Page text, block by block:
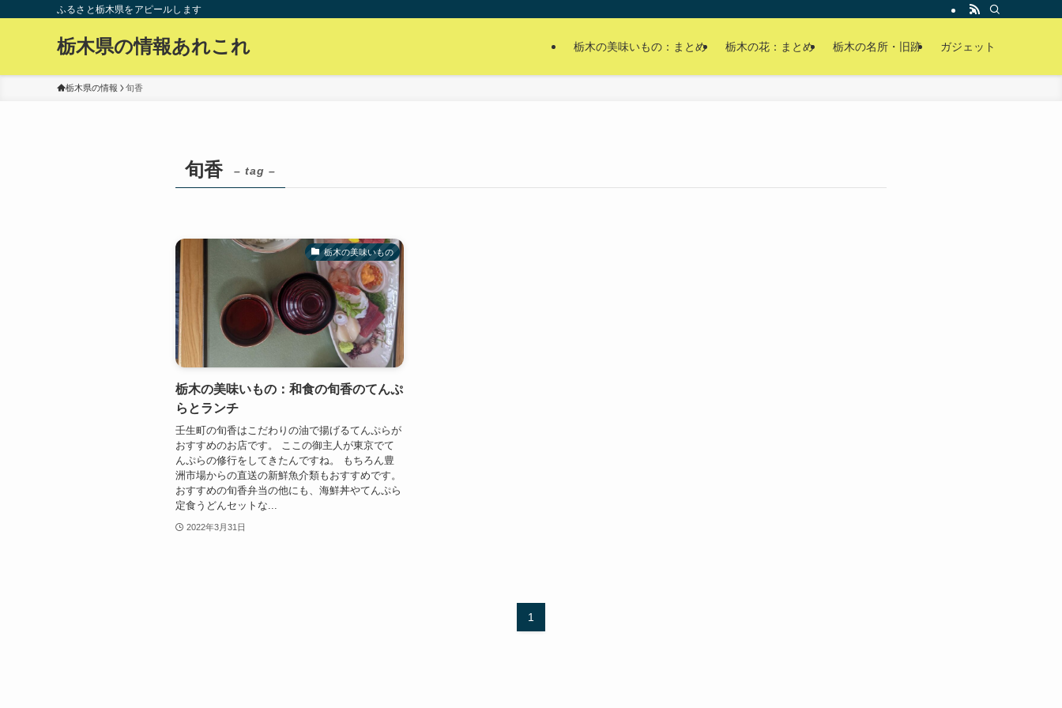
ふるさと栃木県をアピールします
栃木県の情報あれこれ 栃木の美味いもの：まとめ 栃木の花：まとめ 栃木の名所・旧跡 ガジェット
栃木県の情報 旬香
旬香 – tag –
栃木の美味いもの
栃木の美味いもの：和食の旬香のてんぷ
らとランチ
壬生町の旬香はこだわりの油で揚げるてんぷらが
おすすめのお店です。 ここの御主人が東京でて
んぷらの修行をしてきたんですね。 もちろん豊
洲市場からの直送の新鮮魚介類もおすすめです。
おすすめの旬香弁当の他にも、海鮮丼やてんぷら
定食うどんセットな...
2022年3月31日
1